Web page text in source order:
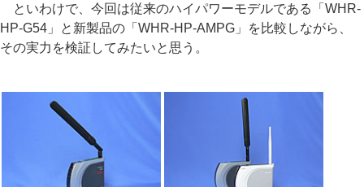
といわけで、今回は従来のハイパワーモデルである「WHR-
HP-G54」と新製品の「WHR-HP-AMPG」を比較しながら、
その実力を検証してみたいと思う。